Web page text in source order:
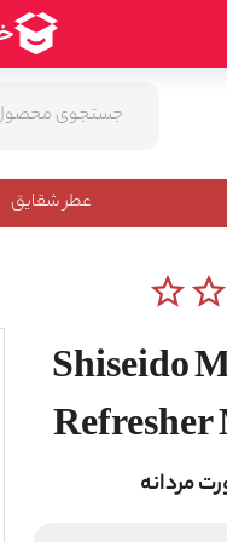
عطر شقایق
star_borderstar_border
Shiseido
مردانه